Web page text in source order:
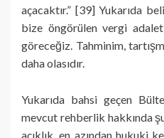
açacaktır.” [39] Yukarıda
bize öngörülen vergi
göreceğiz. Tahminim,
daha olasıdır.
Yukarıda bahsi geçen
mevcut rehberlik hakkında
açıklık, en azından hukuki